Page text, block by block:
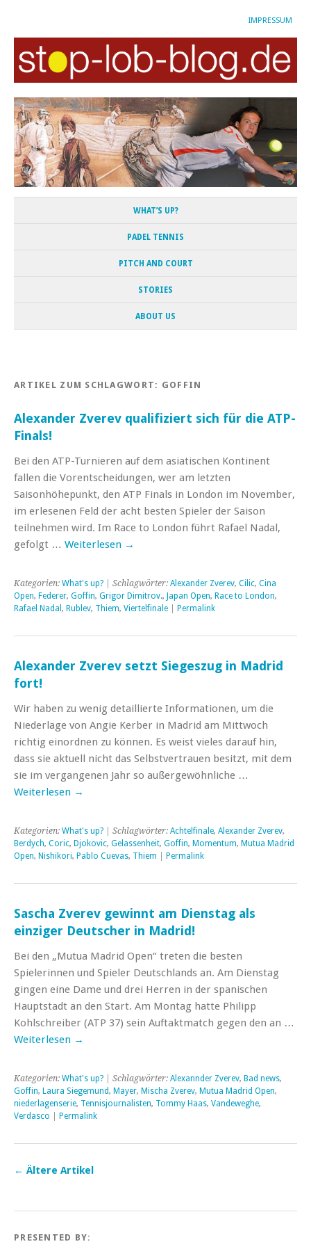
IMPRESSUM
WHAT’S UP?
PADEL TENNIS
PITCH AND COURT
STORIES
ABOUT US
ARTIKEL ZUM SCHLAGWORT: GOFFIN
Alexander Zverev qualifiziert sich für die ATP-
Finals!
Bei den ATP-Turnieren auf dem asiatischen Kontinent
fallen die Vorentscheidungen, wer am letzten
Saisonhöhepunkt, den ATP Finals in London im November,
im erlesenen Feld der acht besten Spieler der Saison
teilnehmen wird. Im Race to London führt Rafael Nadal,
gefolgt … Weiterlesen →
Kategorien: What's up? | Schlagwörter: Alexander Zverev, Cilic, Cina
Open, Federer, Goffin, Grigor Dimitrov., Japan Open, Race to London,
Rafael Nadal , Rublev, Thiem, Viertelfinale Permalink
Alexander Zverev setzt Siegeszug in Madrid
fort!
Wir haben zu wenig detaillierte Informationen, um die
Niederlage von Angie Kerber in Madrid am Mittwoch
richtig einordnen zu können. Es weist vieles darauf hin,
dass sie aktuell nicht das Selbstvertrauen besitzt, mit dem
sie im vergangenen Jahr so außergewöhnliche …
Weiterlesen →
Kategorien: What's up? | Schlagwörter: Achtelfinale, Alexander Zverev,
Berdych, Coric, Djokovic, Gelassenheit, Goffin, Momentum, Mutua Madrid
Open, Nishikori, Pablo Cuevas, Thiem Permalink
Sascha Zverev gewinnt am Dienstag als
einziger Deutscher in Madrid!
Bei den „Mutua Madrid Open“ treten die besten
Spielerinnen und Spieler Deutschlands an. Am Dienstag
gingen eine Dame und drei Herren in der spanischen
Hauptstadt an den Start. Am Montag hatte Philipp
Kohlschreiber (ATP 37) sein Auftaktmatch gegen den an …
Weiterlesen →
Kategorien: What's up? | Schlagwörter: Alexannder Zverev, Bad news,
Goffin, Laura Siegemund, Mayer, Mischa Zverev, Mutua Madrid Open,
niederlagenserie, Tennisjournalisten, Tommy Haas, Vandeweghe,
Verdasco
Permalink
← Ältere Artikel
PRESENTED BY: